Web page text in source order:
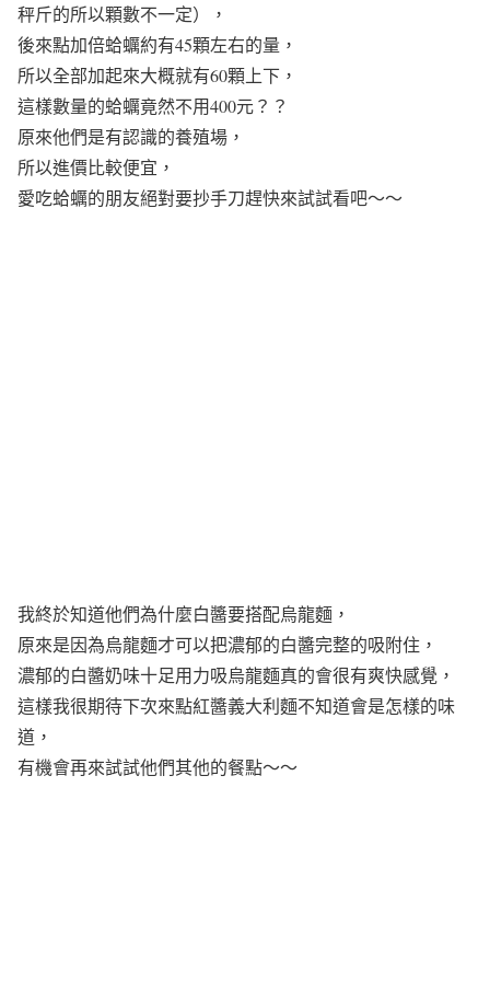
秤斤的所以顆數不一定），
後來點加倍蛤蠣約有45顆左右的量，
所以全部加起來大概就有60顆上下，
這樣數量的蛤蠣竟然不用400元？？
原來他們是有認識的養殖場，
所以進價比較便宜，
愛吃蛤蠣的朋友絕對要抄手刀趕快來試試看吧～～
我終於知道他們為什麼白醬要搭配烏龍麵，
原來是因為烏龍麵才可以把濃郁的白醬完整的吸附住，
濃郁的白醬奶味十足用力吸烏龍麵真的會很有爽快感覺，
這樣我很期待下次來點紅醬義大利麵不知道會是怎樣的味
道，
有機會再來試試他們其他的餐點～～